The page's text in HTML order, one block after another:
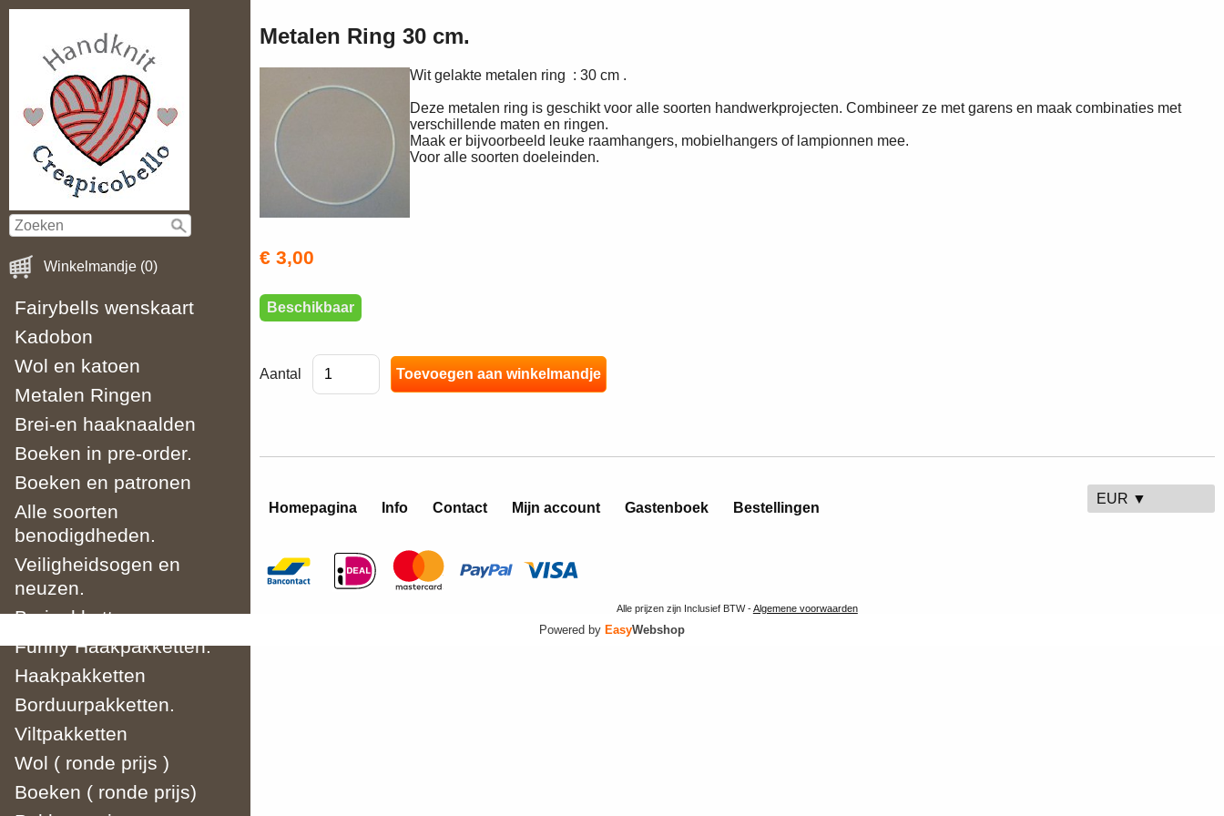
Winkelmandje (0)
Fairybells wenskaart
Kadobon
Wol en katoen
Metalen Ringen
Brei-en haaknaalden
Boeken in pre-order.
Boeken en patronen
Alle soorten
benodigdheden.
Veiligheidsogen en
neuzen.
Breipakketten
Funny Haakpakketten.
Haakpakketten
Borduurpakketten.
Viltpakketten
Wol ( ronde prijs )
Boeken ( ronde prijs)
Metalen Ring 30 cm.
Wit gelakte metalen ring : 30 cm .
Deze metalen ring is geschikt voor alle soorten handwerkprojecten. Combineer ze met garens en maak combinaties met
verschillende maten en ringen.
Maak er bijvoorbeeld leuke raamhangers, mobielhangers of lampionnen mee.
Voor alle soorten doeleinden.
€ 3,00
Beschikbaar
Aantal
Homepagina Info Contact Mijn account Gastenboek Bestellingen
EUR ▼
Alle prijzen zijn Inclusief BTW -Algemene voorwaarden
Powered by EasyWebshop